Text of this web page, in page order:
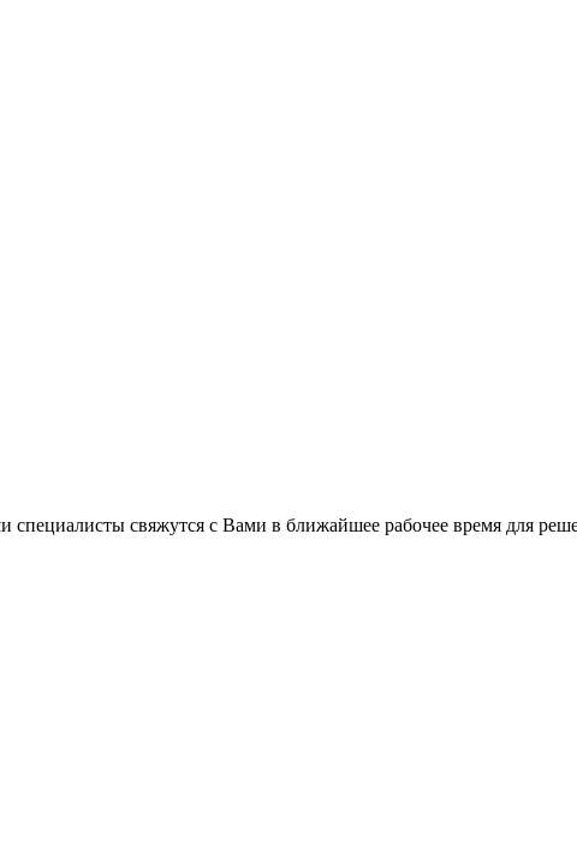
свяжутся с Вами в ближайшее рабочее время для